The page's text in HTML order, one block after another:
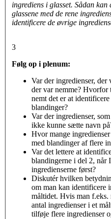
ingrediens i glasset. Sådan
glassene med de rene
identificere de øvrige
3
Følg op i plenum:
Var der ingredienser,
der var nemme?
nemt det er at
blandinger?
Var der ingredienser,
ikke kunne sætte navn
Hvor mange
med blandinger af flere
Var det lettere at
blandingerne i del 2, når
ingredienserne først?
Diskutér hvilken
om man kan identificere
måltidet. Hvis man
antal ingredienser i et
tilføje flere ingredienser